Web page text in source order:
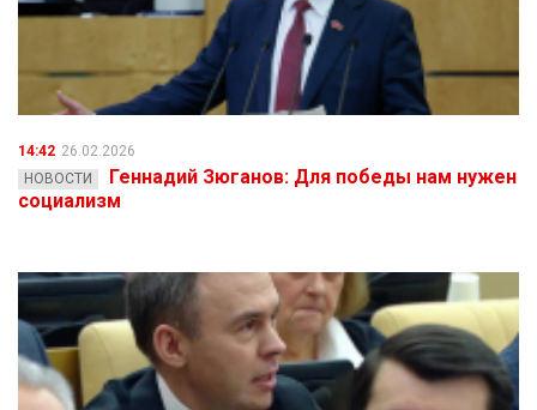
14:42 26.02.2026
НОВОСТИ
Геннадий Зюганов: Для победы нам нужен
социализм